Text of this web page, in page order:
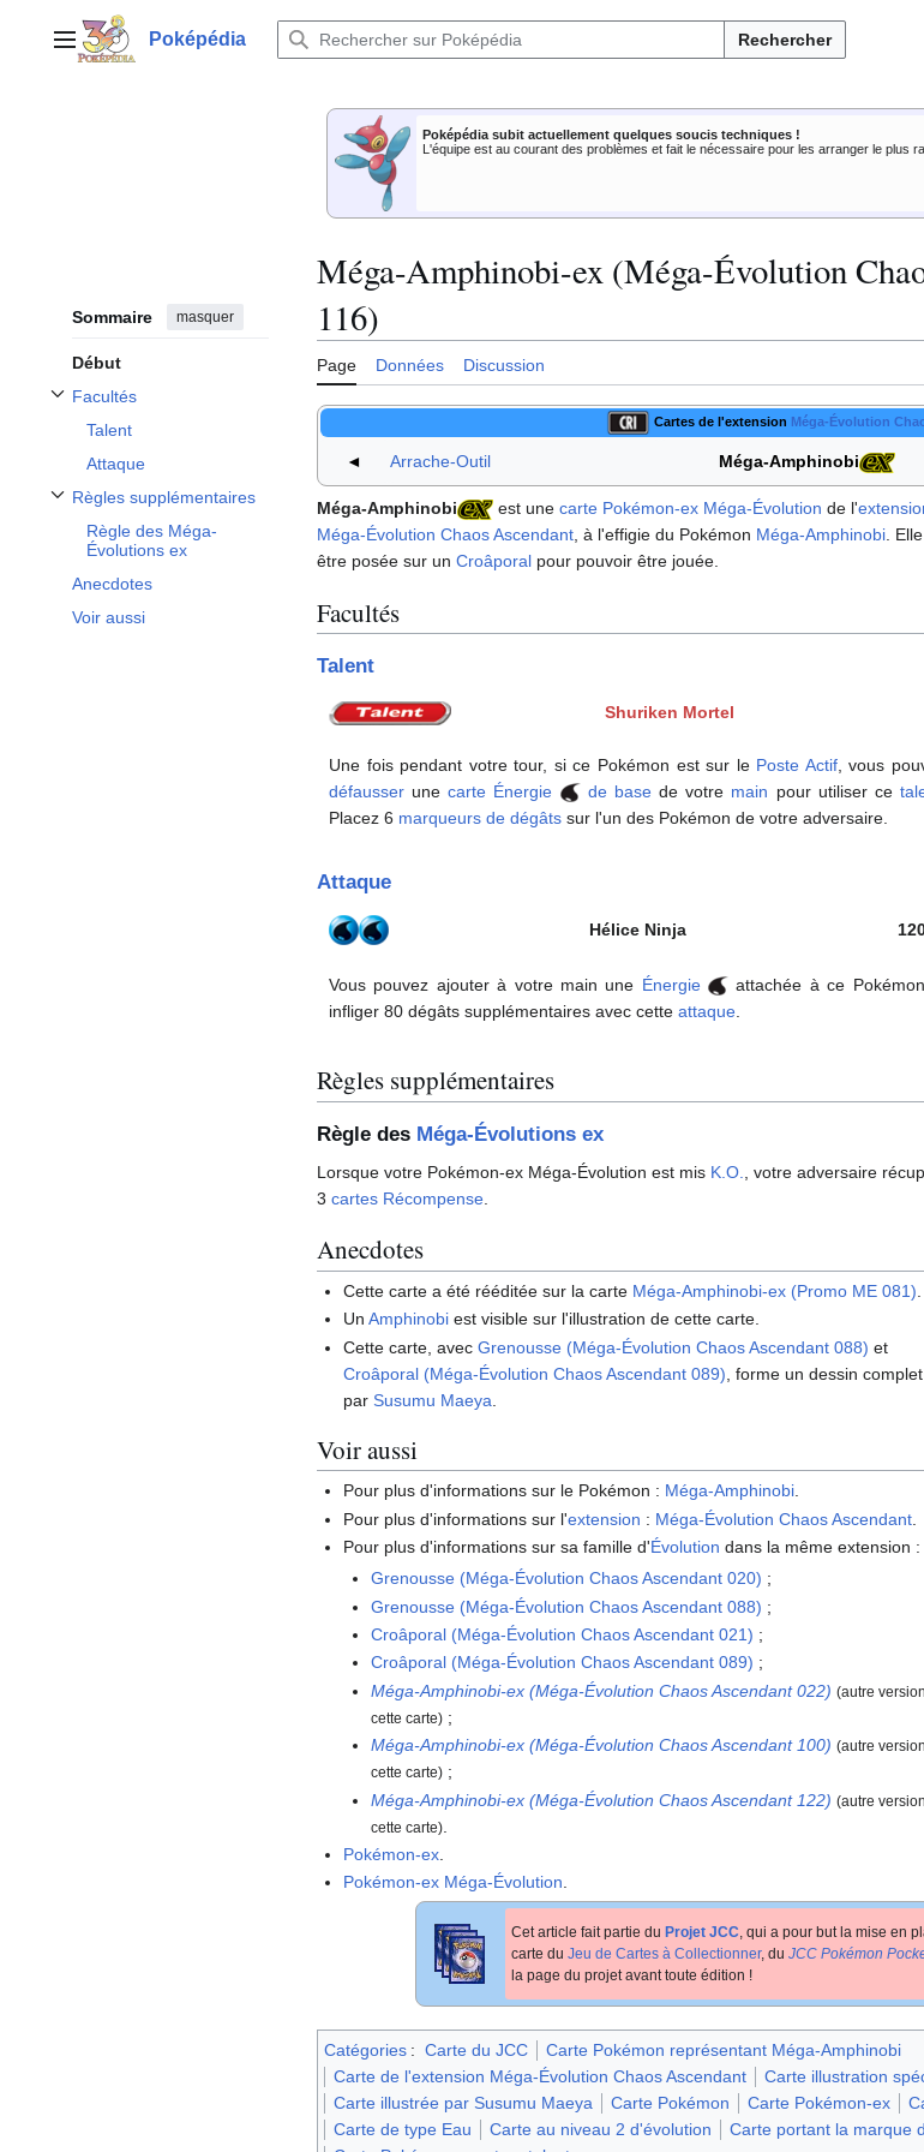
contenuMenu principalPoképédia Rechercher
Poképédia subit actuellement quelques soucis techniques !
L'équipe est au courant des problèmes et fait le nécessaire pour les arranger le plus
Sommaire masquer
Début
Facultés
Afficher / masquer la sous-section Facultés
Talent
Attaque
Règles supplémentaires
Afficher / masquer la sous-section Règles supplémentaires
Règle des Méga-
Évolutions ex
Anecdotes
Voir aussi
Méga-Amphinobi-ex (Méga-Évolution
116)
Page Données Discussion
Cartes de l'extension Méga-Évolution
◄ Arrache-Outil Méga-Amphinobi
Méga-Amphinobi est une carte Pokémon-ex Méga-Évolution de l'
Méga-Évolution Chaos Ascendant , à l'effigie du Pokémon Méga-Amphinobi .
être posée sur un Croâporal pour pouvoir être jouée.
Facultés
Talent
Shuriken Mortel
Une fois pendant votre tour, si ce Pokémon est sur le Poste Actif, vous
défausser unecarte Énergie de basede votre main pour utiliser ce
Placez 6 marqueurs de dégâts sur l'un des Pokémon de votre adversaire.
Attaque
Hélice Ninja
Vous pouvez ajouter à votre main une Énergie
attachée à ce
infliger 80 dégâts supplémentaires avec cette attaque
Règles supplémentaires
Règle des Méga-Évolutions ex
Lorsque votre Pokémon-ex Méga-Évolution est mis K.O.
, votre adversaire
3 cartes Récompense
Anecdotes
Cette carte a été rééditée sur la carte Méga-Amphinobi-ex (Promo ME 081)
UnAmphinobi est visible sur l'illustration de cette carte.
Cette carte, avecGrenousse (Méga-Évolution Chaos Ascendant 088) et
Croâporal (Méga-Évolution Chaos Ascendant 089) , forme un dessin
parSusumu Maeya
Voir aussi
Pour plus d'informations sur le Pokémon : Méga-Amphinobi.
Pour plus d'informations sur l'extension : Méga-Évolution Chaos Ascendant
Pour plus d'informations sur sa famille d'Évolution dans la même extension :
Grenousse (Méga-Évolution Chaos Ascendant 020) ;
Grenousse (Méga-Évolution Chaos Ascendant 088) ;
Croâporal (Méga-Évolution Chaos Ascendant 021) ;
Croâporal (Méga-Évolution Chaos Ascendant 089) ;
Méga-Amphinobi-ex (Méga-Évolution Chaos Ascendant 022) (autre
cette carte) ;
Méga-Amphinobi-ex (Méga-Évolution Chaos Ascendant 100) (autre
cette carte) ;
Méga-Amphinobi-ex (Méga-Évolution Chaos Ascendant 122) (autre
cette carte).
Pokémon-ex
Pokémon-ex Méga-Évolution.
Cet article fait partie du Projet JCC, qui a pour but la mise en
carte du Jeu de Cartes à Collectionner, du JCC Pokémon
la page du projet avant toute édition !
Catégories : Carte du JCC
Carte Pokémon représentant Méga-Amphinobi
Carte de l'extension Méga-Évolution Chaos Ascendant
Carte illustration
Carte illustrée par Susumu Maeya
Carte Pokémon Carte Pokémon-ex
Carte de type Eau
Carte au niveau 2 d'évolution
Carte portant la marque